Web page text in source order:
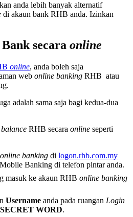
anda lebih banyak alternatif
di akaun bank RHB anda. Izinkan
secara online
online, anda boleh saja
web online banking RHB atau
adalah sama saja bagi kedua-dua
RHB secara online seperti
online banking di logon.rhb.com.my
Banking di telefon pintar anda.
masuk ke akaun RHB online banking
Username anda pada ruangan Login
WORD.